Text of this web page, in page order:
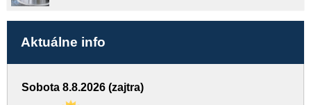
Aktuálne info
Sobota 8.8.2026 (zajtra)